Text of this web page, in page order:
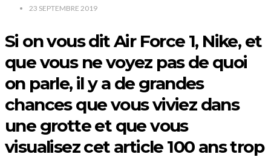
23 SEPTEMBRE 2019
Si on vous dit Air Force 1, Nike, et
que vous ne voyez pas de quoi
on parle, il y a de grandes
chances que vous viviez dans
une grotte et que vous
visualisez cet article 100 ans trop